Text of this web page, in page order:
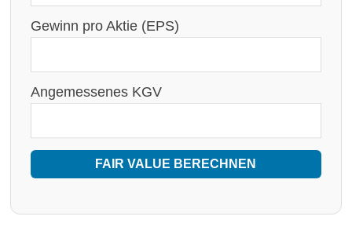
Gewinn pro Aktie (EPS)
Angemessenes KGV
FAIR VALUE BERECHNEN